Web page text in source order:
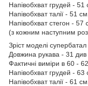
Напівобхват грудей - 51
Напівобхват талії - 51 см,
Напівобхват стегон - 57
(з кожним наступним
Зріст моделі
Довжина рукава - 31 див
Фактичні виміри в 60 - 62
Напівобхват грудей - 63
Напівобхват талії - 61 см,